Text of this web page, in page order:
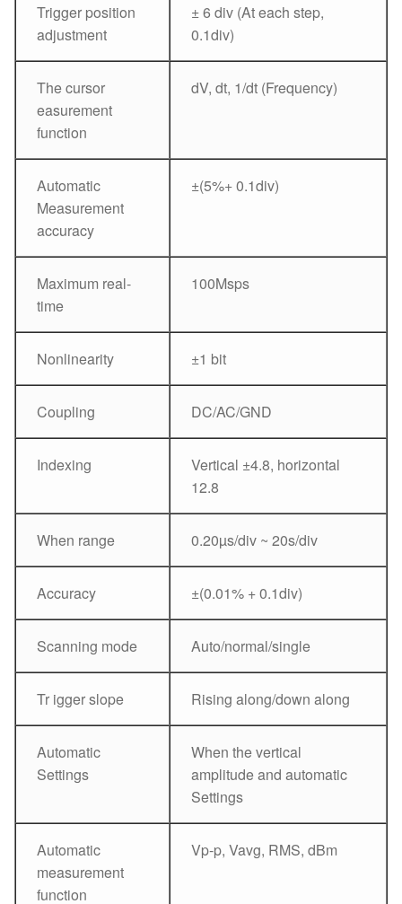
Trigger position
adjustment
± 6 div (At each step,
0.1div)
The cursor
easurement
function
dV, dt, 1/dt (Frequency)
Automatic
Measurement
accuracy
±(5%+ 0.1div)
Maximum real-
time
100Msps
Nonlinearity ±1 bit
Coupling DC/AC/GND
Indexing
Vertical ±4.8, horizontal
12.8
When range 0.20µs/div ~ 20s/div
Accuracy ±(0.01% + 0.1div)
Scanning mode Auto/normal/single
Tr igger slope Rising along/down along
Automatic
Settings
When the vertical
amplitude and automatic
Settings
Automatic
measurement
function
Vp-p, Vavg, RMS, dBm